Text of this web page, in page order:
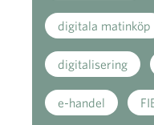
digitala matinköp
digitalisering
e-handel